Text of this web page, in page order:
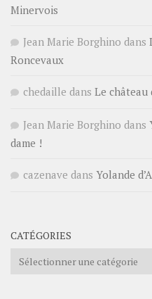
Minervois
Jean Marie Borghino dans
Roncevaux
chedaille dans Le château
Jean Marie Borghino dans
dame !
cazenave dans Yolande
CATÉGORIES
Catégories